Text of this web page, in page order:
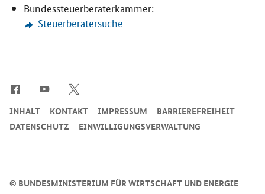
Bundessteuerberaterkammer:
Steuerberatersuche
© BUNDESMINISTERIUM FÜR WIRTSCHAFT UND ENERGIE
INHALT KONTAKT IMPRESSUM
BARRIEREFREIHEIT
DATENSCHUTZ
EINWILLIGUNGSVERWALTUNG